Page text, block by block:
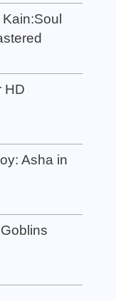
HD
Asha in